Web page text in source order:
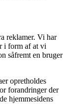
reklamer. Vi har
i form af at vi
såfremt en bruger
opretholdes
forandringer der
hjemmesidens